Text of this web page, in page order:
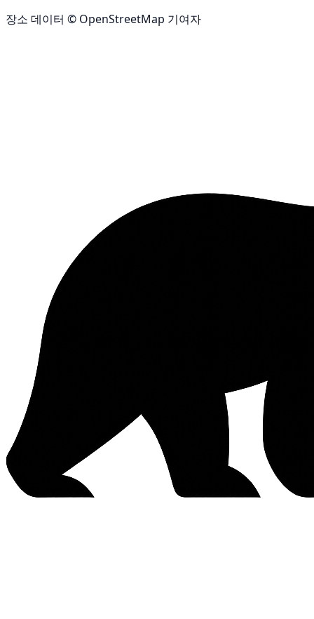
장소 데이터 © OpenStreetMap 기여자